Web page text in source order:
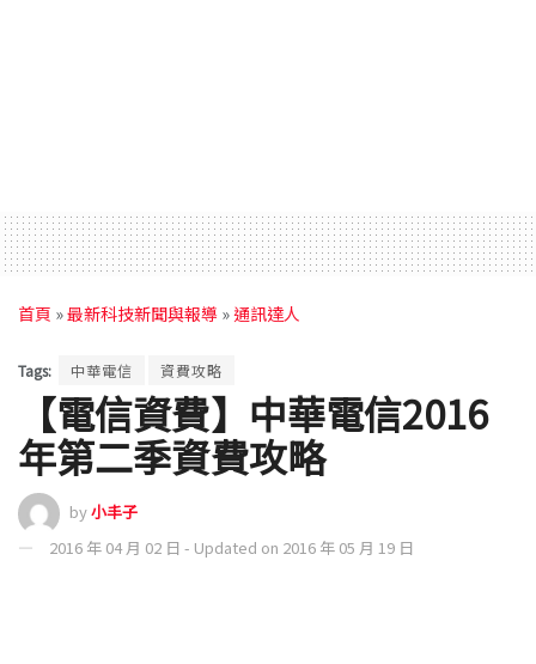
首頁 »最新科技新聞與報導 »通訊達人
Tags: 中華電信 資費攻略
【電信資費】中華電信2016
年第二季資費攻略
by小丰子
2016 年 04 月 02 日 - Updated on 2016 年 05 月 19 日